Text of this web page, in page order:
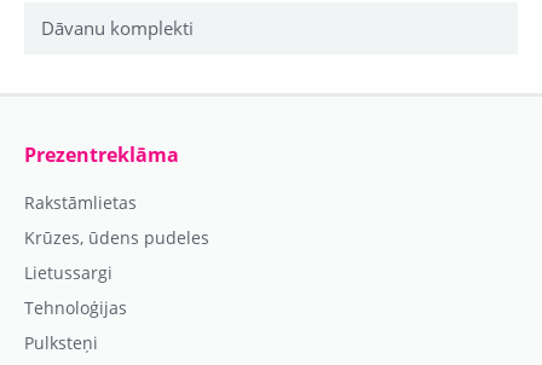
Dāvanu komplekti
Prezentreklāma
Rakstāmlietas
Krūzes, ūdens pudeles
Lietussargi
Tehnoloģijas
Pulksteņi